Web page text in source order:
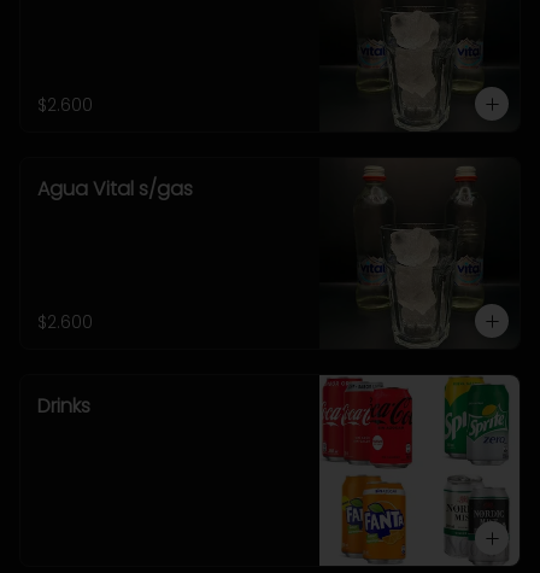
$2.600
Agua Vital s/gas
$2.600
Drinks